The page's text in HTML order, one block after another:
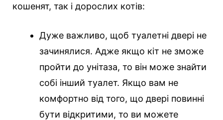
кошенят, так і дорослих котів:
Дуже важливо, щоб туалетні двері не
зачинялися. Адже якщо кіт не зможе
пройти до унітаза, то він може знайти
собі інший туалет. Якщо вам не
комфортно від того, що двері повинні
бути відкритими, то ви можете